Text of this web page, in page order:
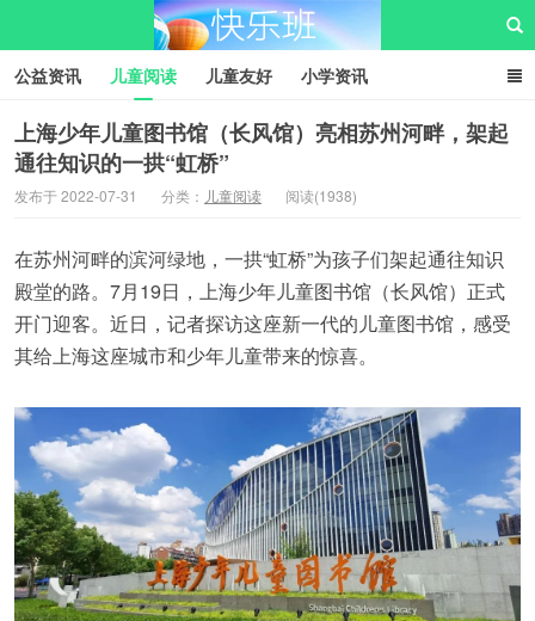
快乐班儿童公益网
公益资讯 儿童阅读 儿童友好 小学资讯
儿童性教育 公益项目 资源中心 儿童发展交流club
儿童树洞心声 i快乐班
上海少年儿童图书馆（长风馆）亮相苏州河畔，架起
通往知识的一拱“虹桥”
发布于 2022-07-31 分类： 儿童阅读 阅读(1938)
在苏州河畔的滨河绿地，一拱“虹桥”为孩子们架起通往知识
殿堂的路。7月19日，上海少年儿童图书馆（长风馆）正式
开门迎客。近日，记者探访这座新一代的儿童图书馆，感受
其给上海这座城市和少年儿童带来的惊喜。